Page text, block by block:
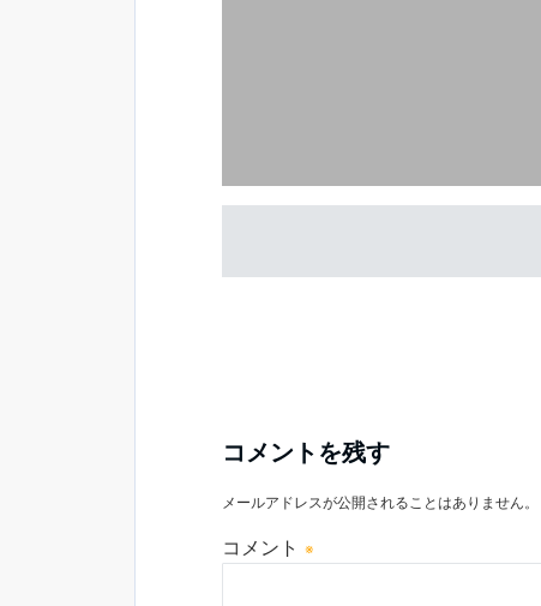
コメントを残す
メールアドレスが公開されることはありません。
コメント ※